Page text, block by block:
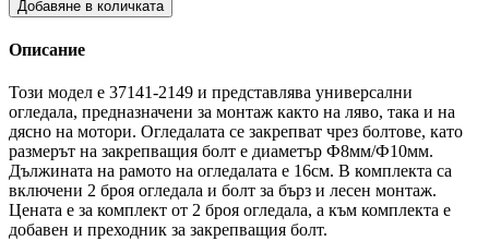
Добавяне в количката
Описание
Този модел е 37141-2149 и представлява универсални
огледала, предназначени за монтаж както на ляво, така и на
дясно на мотори. Огледалата се закрепват чрез болтове, като
размерът на закрепващия болт е диаметър Ф8мм/Ф10мм.
Дължината на рамото на огледалата е 16см. В комплекта са
включени 2 броя огледала и болт за бърз и лесен монтаж.
Цената е за комплект от 2 броя огледала, а към комплекта е
добавен и преходник за закрепващия болт.